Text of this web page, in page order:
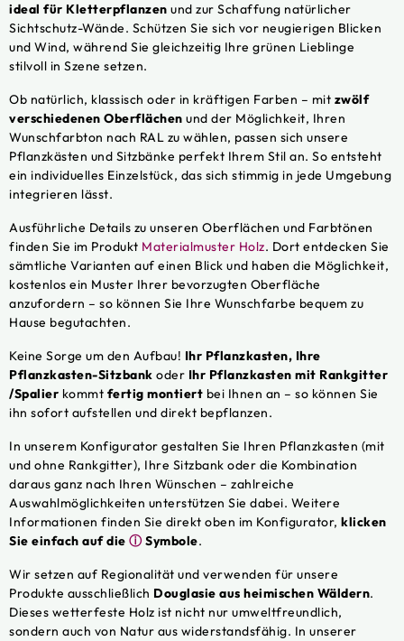
ideal für Kletterpflanzen und zur Schaffung natürlicher
Sichtschutz-Wände. Schützen Sie sich vor neugierigen Blicken
und Wind, während Sie gleichzeitig Ihre grünen Lieblinge
stilvoll in Szene setzen.
Ob natürlich, klassisch oder in kräftigen Farben – mit zwölf
verschiedenen Oberflächen und der Möglichkeit, Ihren
Wunschfarbton nach RAL zu wählen, passen sich unsere
Pflanzkästen und Sitzbänke perfekt Ihrem Stil an. So entsteht
ein individuelles Einzelstück, das sich stimmig in jede Umgebung
integrieren lässt.
Ausführliche Details zu unseren Oberflächen und Farbtönen
finden Sie im Produkt Materialmuster Holz. Dort entdecken Sie
sämtliche Varianten auf einen Blick und haben die Möglichkeit,
kostenlos ein Muster Ihrer bevorzugten Oberfläche
anzufordern – so können Sie Ihre Wunschfarbe bequem zu
Hause begutachten.
Keine Sorge um den Aufbau! Ihr Pflanzkasten, Ihre
Pflanzkasten-Sitzbank oder Ihr Pflanzkasten mit Rankgitter
/Spalier kommt fertig montiert bei Ihnen an – so können Sie
ihn sofort aufstellen und direkt bepflanzen.
In unserem Konfigurator gestalten Sie Ihren Pflanzkasten (mit
und ohne Rankgitter), Ihre Sitzbank oder die Kombination
daraus ganz nach Ihren Wünschen – zahlreiche
Auswahlmöglichkeiten unterstützen Sie dabei. Weitere
Informationen finden Sie direkt oben im Konfigurator, klicken
Sie einfach auf die ⓘSymbole.
Wir setzen auf Regionalität und verwenden für unsere
Produkte ausschließlich Douglasie aus heimischen Wäldern.
Dieses wetterfeste Holz ist nicht nur umweltfreundlich,
sondern auch von Natur aus widerstandsfähig. In unserer